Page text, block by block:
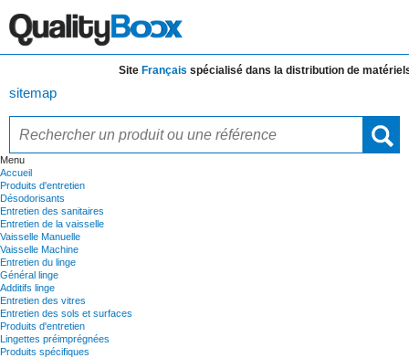
SiteFrançaisspécialisé dans la distribution dematériels
sitemap
Menu
Accueil
Produits d'entretien
Désodorisants
Entretien des sanitaires
Entretien de la vaisselle
Vaisselle Manuelle
Vaisselle Machine
Entretien du linge
Général linge
Additifs linge
Entretien des vitres
Entretien des sols et surfaces
Produits d'entretien
Lingettes préimprégnées
Produits spécifiques